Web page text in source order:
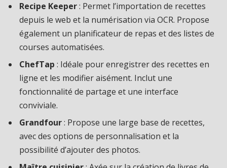
Recipe Keeper: Permet l’importation de recettes
depuis le web et la numérisation via OCR. Propose
également un planificateur de repas et des listes de
courses automatisées.
ChefTap : Idéale pour enregistrer des recettes en
ligne et les modifier aisément. Inclut une
fonctionnalité de partage et une interface
conviviale.
Grandfour: Propose une large base de recettes,
avec des options de personnalisation et la
possibilité d’ajouter des photos.